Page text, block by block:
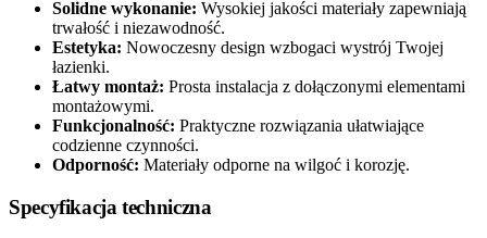
Solidne wykonanie: Wysokiej jakości materiały zapewniają
trwałość i niezawodność.
Estetyka: Nowoczesny design wzbogaci wystrój Twojej
łazienki.
Łatwy montaż: Prosta instalacja z dołączonymi elementami
montażowymi.
Funkcjonalność: Praktyczne rozwiązania ułatwiające
codzienne czynności.
Odporność: Materiały odporne na wilgoć i korozję.
Specyfikacja techniczna